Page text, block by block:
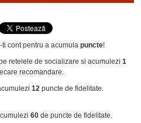
ti contpentru a acumula puncte!
retelele de socializare si acumulezi 1
recomandare.
12 puncte de fidelitate.
60 de puncte de fidelitate.